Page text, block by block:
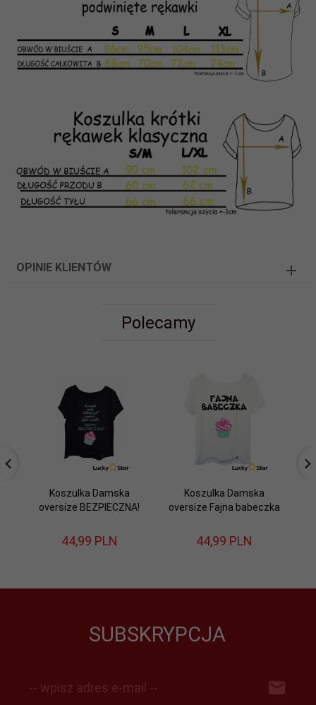
OPINIE KLIENTÓW
Polecamy
Koszulka Damska
oversize BEZPIECZNA!
44,99 PLN
Koszulka Damska
oversize Fajna babeczka
44,99 PLN
SUBSKRYPCJA
-- wpisz adres e-mail --